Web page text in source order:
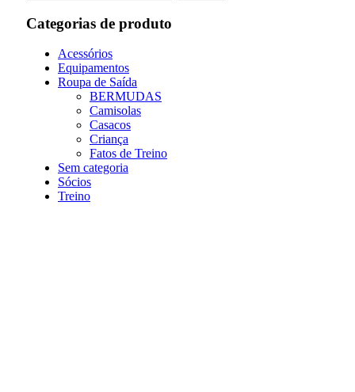
Categorias de produto
Acessórios
Equipamentos
Roupa de Saída
BERMUDAS
Camisolas
Casacos
Criança
Fatos de Treino
Sem categoria
Sócios
Treino